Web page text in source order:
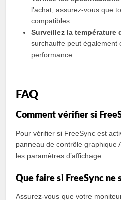
l’achat, assurez-vous que
compatibles.
Surveillez la température
surchauffe peut également
performance.
FAQ
Comment vérifier si
Pour vérifier si FreeSync est
panneau de contrôle graphique
les paramètres d’affichage.
Que faire si FreeSync ne
Assurez-vous que votre